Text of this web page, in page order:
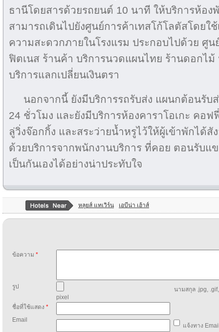
ธานีโดยสารด้วยรถยนต์ 10 นาที ให้บริการห้อง
สามารถเดินไปยังศูนย์การค้าเทสโก้โลตัสโดยใ
ความสะดวกภายในโรงแรม ประกอบไปด้วย ศู
ฟิตเนส ร้านค้า บริการนวดแผนไทย ร้านดอกไ
บริการแลกเปลี่ยนเงินตรา
นอกจากนี้ ยังมีบริการรถรับส่ง แผนกต้อนรับ
24 ชั่วโมง และยังมีบริการห้องคาราโอเกะ คอ
ลู่วิ่งจ๊อกกิ้ง และสระว่ายน้ำหรูไว้ให้ผู้เข้าพักได้
ด้วยบริการจากพนักงานบริการ ที่คอย ตอนรับ
เป็นกันเองได้อย่างน่าประทับใจ
หลุยส์ แทเวิร์น เอบีน่า เฮ้าส์
ข้อความ *
รูป
นามสกุล .jpg,
pixel
ชื่อที่ใช้แสดง *
Email
แจ้งทาง